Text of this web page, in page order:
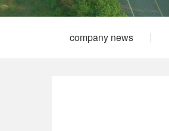
company news